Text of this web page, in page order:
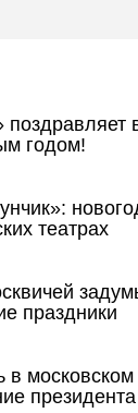
годом!
театрах
праздники
московском
президента